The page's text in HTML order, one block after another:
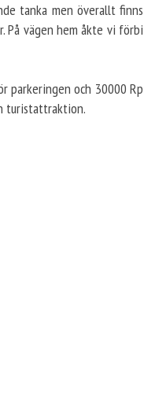
tanka men överallt finns
På vägen hem åkte vi förbi
parkeringen och 30000 Rp
turistattraktion.